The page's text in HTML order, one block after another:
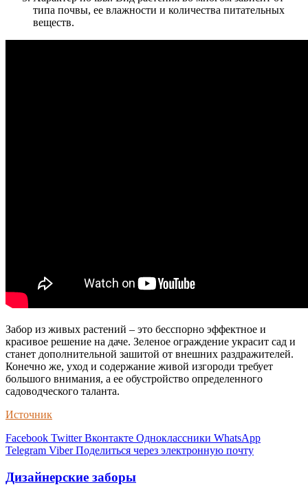
типа почвы, ее влажности и количества питательных
веществ.
Забор из живых растений – это бесспорно эффектное и
красивое решение на даче. Зеленое ограждение украсит сад и
станет дополнительной зашитой от внешних раздражителей.
Конечно же, уход и содержание живой изгороди требует
большого внимания, а ее обустройство определенного
садоводческого таланта.
Источник
Facebook Twitter Вконтакте Одноклассники WhatsApp
Telegram Viber Поделиться через электронную почту
Дизайнерские заборы